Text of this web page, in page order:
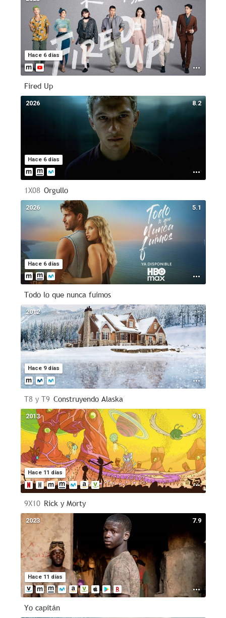
Hace 6 días
Fired Up
8.2
Hace 6 días
2026
1X08 Orgullo
5.1
Hace 6 días
2026
Todo lo que nunca fuimos
--
Hace 9 días
2012
T8 y T9 Construyendo Alaska
9.1
Hace 11 días
2013
9X10 Rick y Morty
7.9
Hace 11 días
2023
Yo capitán